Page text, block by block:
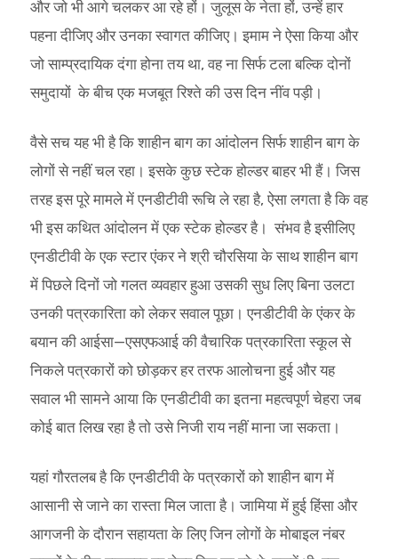
और जो भी आगे चलकर आ रहे हों। जुलूस के नेता हों, उन्हें हार
पहना दीजिए और उनका स्वागत कीजिए। इमाम ने ऐसा किया और
जो साम्प्रदायिक दंगा होना तय था, वह ना सिर्फ टला बल्कि दोनों
समुदायों के बीच एक मजबूत रिश्ते की उस दिन नींव पड़ी।
वैसे सच यह भी है कि शाहीन बाग का आंदोलन सिर्फ शाहीन बाग के
लोगों से नहीं चल रहा। इसके कुछ स्टेक होल्डर बाहर भी हैं। जिस
तरह इस पूरे मामले में एनडीटीवी रूचि ले रहा है, ऐसा लगता है कि वह
भी इस कथित आंदोलन में एक स्टेक होल्डर है। संभव है इसीलिए
एनडीटीवी के एक स्टार एंकर ने श्री चौरसिया के साथ शाहीन बाग
में पिछले दिनों जो गलत व्यवहार हुआ उसकी सुध लिए बिना उलटा
उनकी पत्रकारिता को लेकर सवाल पूछा। एनडीटीवी के एंकर के
बयान की आईसा—एसएफआई की वैचारिक पत्रकारिता स्कूल से
निकले पत्रकारों को छोड़कर हर तरफ आलोचना हुई और यह
सवाल भी सामने आया कि एनडीटीवी का इतना महत्वपूर्ण चेहरा जब
कोई बात लिख रहा है तो उसे निजी राय नहीं माना जा सकता।
यहां गौरतलब है कि एनडीटीवी के पत्रकारों को शाहीन बाग में
आसानी से जाने का रास्ता मिल जाता है। जामिया में हुई हिंसा और
आगजनी के दौरान सहायता के लिए जिन लोगों के मोबाइल नंबर